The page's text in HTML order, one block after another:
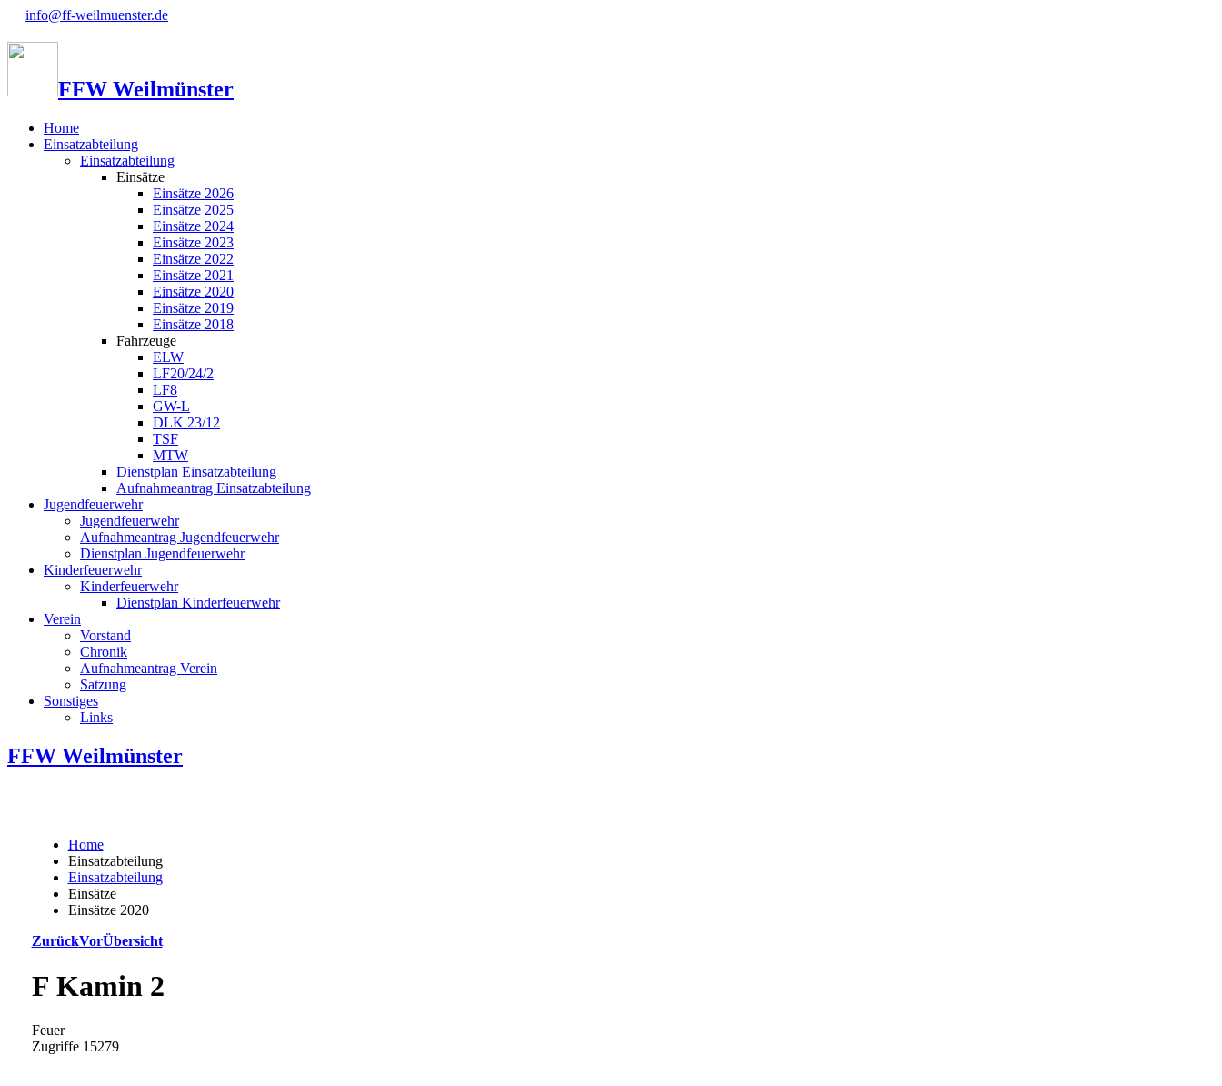
info@ff-weilmuenster.de
FFW Weilmünster
Home
Einsatzabteilung
Einsatzabteilung
Einsätze
Einsätze 2026
Einsätze 2025
Einsätze 2024
Einsätze 2023
Einsätze 2022
Einsätze 2021
Einsätze 2020
Einsätze 2019
Einsätze 2018
Fahrzeuge
ELW
LF20/24/2
LF8
GW-L
DLK 23/12
TSF
MTW
Dienstplan Einsatzabteilung
Aufnahmeantrag Einsatzabteilung
Jugendfeuerwehr
Jugendfeuerwehr
Aufnahmeantrag Jugendfeuerwehr
Dienstplan Jugendfeuerwehr
Kinderfeuerwehr
Kinderfeuerwehr
Dienstplan Kinderfeuerwehr
Verein
Vorstand
Chronik
Aufnahmeantrag Verein
Satzung
Sonstiges
Links
FFW Weilmünster
Home
Einsatzabteilung
Einsatzabteilung
Einsätze
Einsätze 2020
ZurückVorÜbersicht
F Kamin 2
Feuer
Zugriffe 15279